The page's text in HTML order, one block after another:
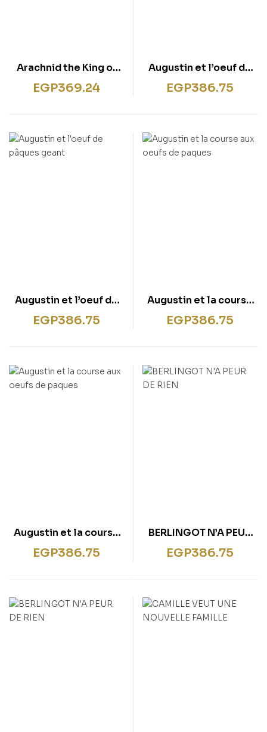
Arachnid the King of
Spiders
EGP369.24
Augustin et l’oeuf de
pâques geant
EGP386.75
Augustin et l’oeuf de
pâques geant
EGP386.75
Augustin et la course
aux oeufs de paques
EGP386.75
Augustin et la course
aux oeufs de paques
EGP386.75
BERLINGOT N’A PEUR
DE RIEN
EGP386.75